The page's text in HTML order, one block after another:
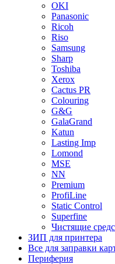
OKI
Panasonic
Ricoh
Riso
Samsung
Sharp
Toshiba
Xerox
Cactus PR
Colouring
G&G
GalaGrand
Katun
Lasting Imp
Lomond
MSE
NN
Premium
ProfiLine
Static Control
Superfine
Чистящие
ЗИП для принтера
Все для заправки
Периферия